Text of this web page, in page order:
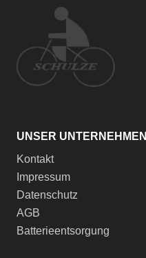
UNSER UNTERNEHMEN
Kontakt
Impressum
Datenschutz
AGB
Batterieentsorgung